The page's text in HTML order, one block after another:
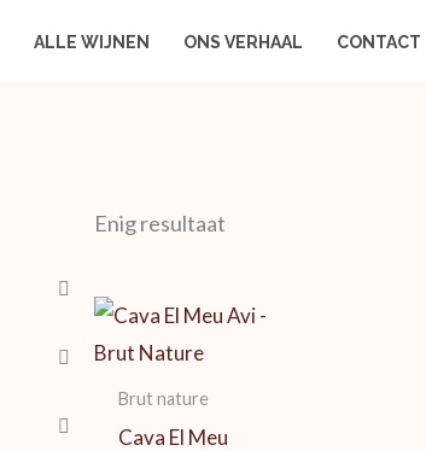
ALLE WIJNEN ONS VERHAAL CONTACT
Enig resultaat
Brut nature
Cava El Meu